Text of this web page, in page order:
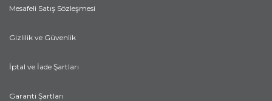
Mesafeli Satış Sözleşmesi
Gizlilik ve Güvenlik
İptal ve İade Şartları
Garanti Şartları